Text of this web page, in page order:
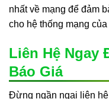
nhất về mạng để đảm
cho hệ thống mạng của
Liên Hệ Ngay
Báo Giá
Đừng ngần ngại liên